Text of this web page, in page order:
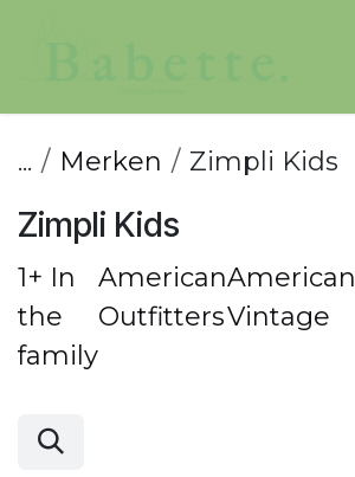
... Merken Zimpli Kids
Zimpli Kids
1+ In
the
family
American
Outfitters
American
Vintage